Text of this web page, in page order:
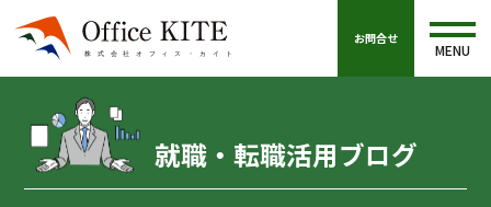
お問合せ
MENU
就職・転職活用ブログ